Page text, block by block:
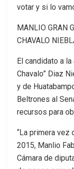
votar y si lo
MANLIO GRAN
CHAVALO
El candidato a
Chavalo” Diaz
y de
Beltrones al
recursos para
“La primera vez
2015, Manlio
Cámara de